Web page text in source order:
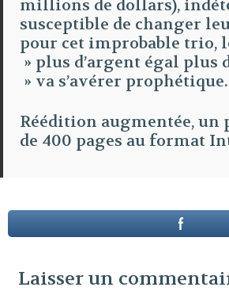
millions de dollars),
susceptible de changer
pour cet improbable trio,
» plus d’argent égal plus
» va s’avérer prophétique.
Réédition augmentée, un
de 400 pages au format
Laisser un